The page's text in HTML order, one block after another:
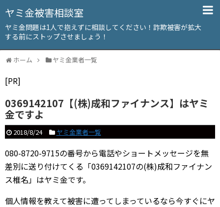
ヤミ金被害相談室
ヤミ金問題は1人で抱えずに相談してください！詐欺被害が拡大
する前にストップさせましょう！
ホーム ヤミ金業者一覧
[PR]
0369142107【(株)成和ファイナンス】はヤミ
金ですよ
2018/8/24 ヤミ金業者一覧
080-8720-9715の番号から電話やショートメッセージを無
差別に送り付けてくる「0369142107の(株)成和ファイナン
ス椎名」はヤミ金です。
個人情報を教えて被害に遭ってしまっているなら今すぐにヤ